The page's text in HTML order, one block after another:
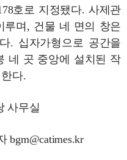
호로 지정됐다. 사제관
루며, 건물 네 면의 창은
. 십자가형으로 공간을
네 곳 중앙에 설치된 작
다.
사무실
bgm@catimes.kr